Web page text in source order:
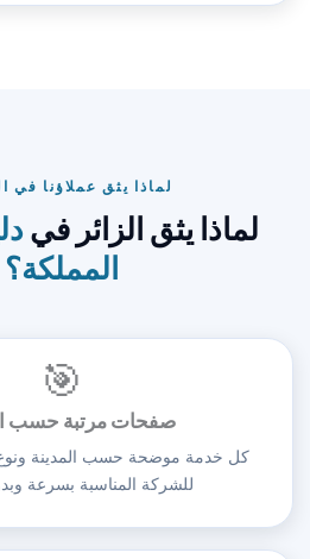
لماذا يثق عملاؤنا في
لماذا يثق الزائر في
المملكة؟
🎯
صفحات مرتبة حسب
كل خدمة موضحة حسب المدينة
للشركة المناسبة بسرعة